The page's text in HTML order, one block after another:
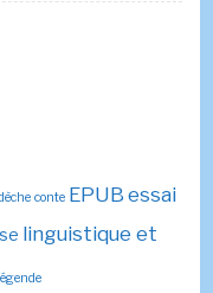
conte EPUB essai
linguistique et
légende